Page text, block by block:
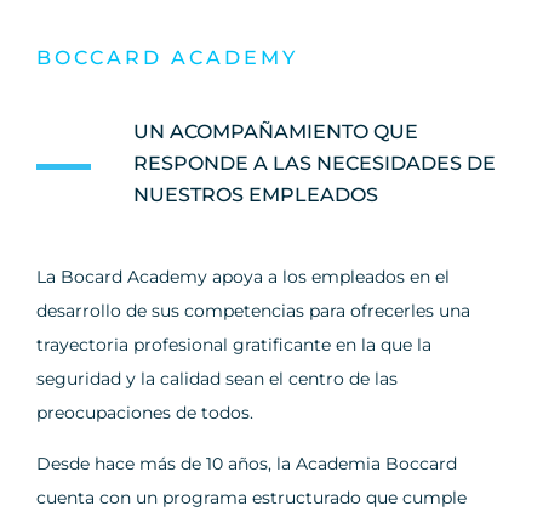
BOCCARD ACADEMY
UN ACOMPAÑAMIENTO QUE
RESPONDE A LAS NECESIDADES DE
NUESTROS EMPLEADOS
La Bocard Academy apoya a los empleados en el
desarrollo de sus competencias para ofrecerles una
trayectoria profesional gratificante en la que la
seguridad y la calidad sean el centro de las
preocupaciones de todos.
Desde hace más de 10 años, la Academia Boccard
cuenta con un programa estructurado que cumple